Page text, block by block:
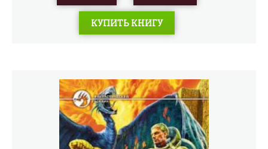
провалился.«Гладиаторы», объединившиеся под
властью нового великого полководца-спецназовца
Алексея Дымова, – не просто дали отпор «чужим», но и
сражений. Их недавние хозяева – локосиане – тоже
вынуждены взяться за оружие.И теперь, когда Алексей
Дымов погиб, а планете грозит нашествие нового
безжалостного врага, принять командование и лицом к
лицу встретить грядущую опасность предстоит его
сыну…Вечный поход продолжается!
КУПИТЬ КНИГУ